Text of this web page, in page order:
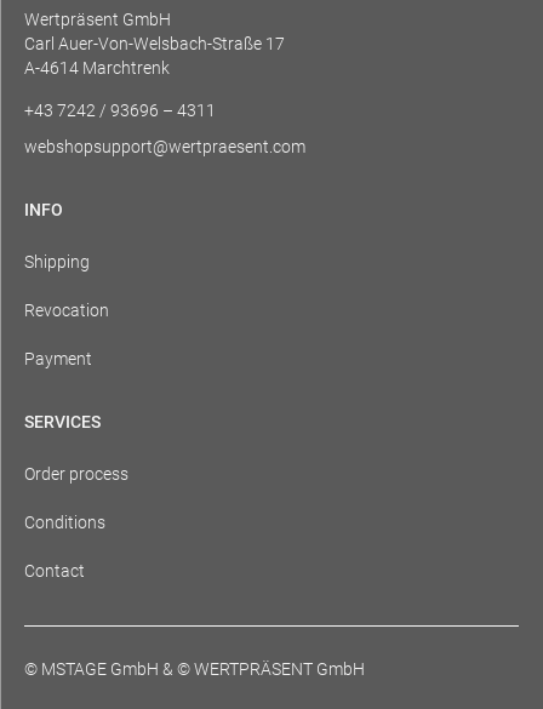
Wertpräsent GmbH
Carl Auer-Von-Welsbach-Straße 17
A-4614 Marchtrenk
+43 7242 / 93696 – 4311
webshopsupport@wertpraesent.com
INFO
Shipping
Revocation
Payment
SERVICES
Order process
Conditions
Contact
© MSTAGE GmbH & © WERTPRÄSENT GmbH